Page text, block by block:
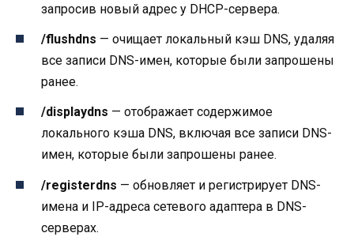
запросив новый адрес у DHCP-сервера.
/flushdns — очищает локальный кэш DNS, удаляя
все записи DNS-имен, которые были запрошены
ранее.
/displaydns — отображает содержимое
локального кэша DNS, включая все записи DNS-
имен, которые были запрошены ранее.
/registerdns — обновляет и регистрирует DNS-
имена и IP-адреса сетевого адаптера в DNS-
серверах.